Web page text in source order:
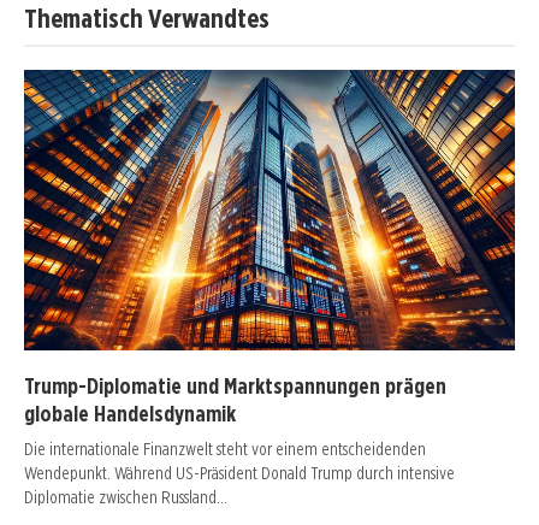
Thematisch Verwandtes
Trump-Diplomatie und Marktspannungen prägen
globale Handelsdynamik
Die internationale Finanzwelt steht vor einem entscheidenden
Wendepunkt. Während US-Präsident Donald Trump durch intensive
Diplomatie zwischen Russland…